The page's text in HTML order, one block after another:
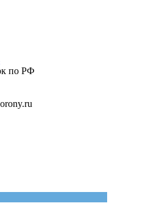
по РФ